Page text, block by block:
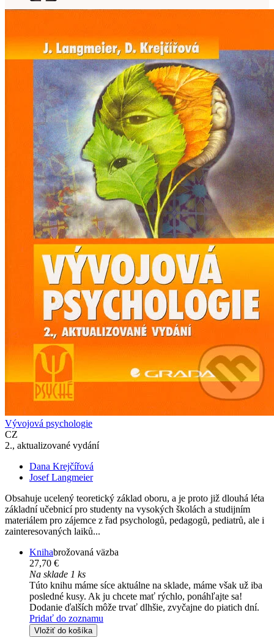
Vývojová psychologie
CZ
2., aktualizované vydání
Dana Krejčířová
Josef Langmeier
Obsahuje ucelený teoretický základ oboru, a je proto již dlouhá léta
základní učebnicí pro studenty na vysokých školách a studijním
materiálem pro zájemce z řad psychologů, pedagogů, pediatrů, ale i
zainteresovaných laiků...
Knihabrožovaná väzba
27,70 €
Na sklade 1 ks
Túto knihu máme síce aktuálne na sklade, máme však už iba
posledné kusy. Ak ju chcete mať rýchlo, ponáhľajte sa!
Dodanie ďalších môže trvať dlhšie, zvyčajne do piatich dní.
Pridať do zoznamu
Vložiť do košíka